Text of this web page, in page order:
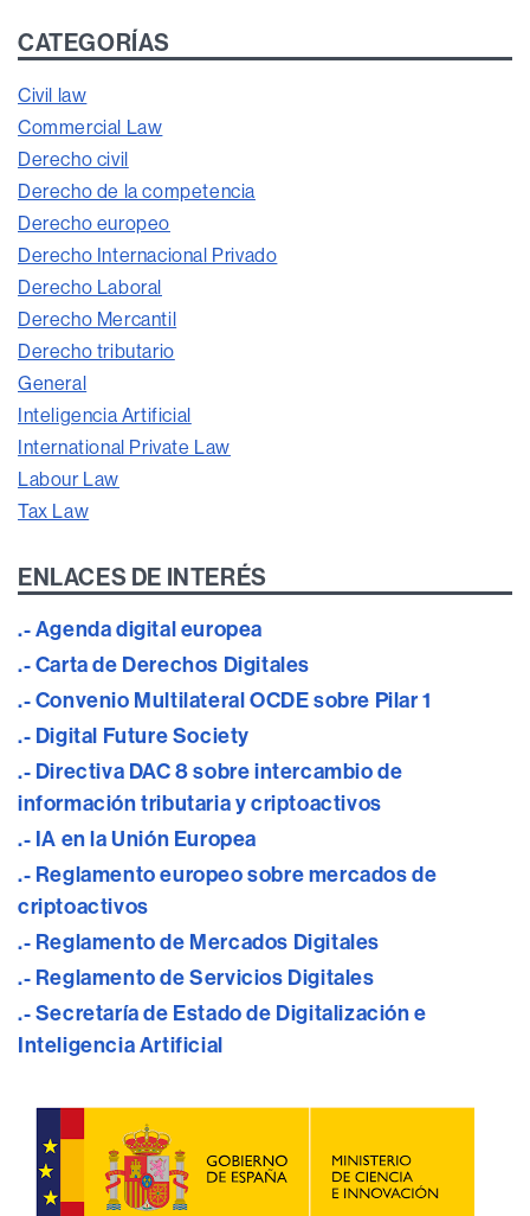
CATEGORÍAS
Civil law
Commercial Law
Derecho civil
Derecho de la competencia
Derecho europeo
Derecho Internacional Privado
Derecho Laboral
Derecho Mercantil
Derecho tributario
General
Inteligencia Artificial
International Private Law
Labour Law
Tax Law
ENLACES DE INTERÉS
.- Agenda digital europea
.- Carta de Derechos Digitales
.- Convenio Multilateral OCDE sobre Pilar 1
.- Digital Future Society
.- Directiva DAC 8 sobre intercambio de
información tributaria y criptoactivos
.- IA en la Unión Europea
.- Reglamento europeo sobre mercados de
criptoactivos
.- Reglamento de Mercados Digitales
.- Reglamento de Servicios Digitales
.- ​​​​​​​​​​​​​​​​​​​​​​​Secretaría de Estado de Digitalización e
Inteligencia Artificial